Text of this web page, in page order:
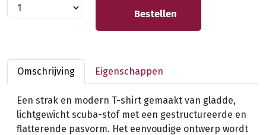
Bestellen
Omschrijving Eigenschappen
Een strak en modern T-shirt gemaakt van gladde,
lichtgewicht scuba-stof met een gestructureerde en
flatterende pasvorm. Het eenvoudige ontwerp wordt